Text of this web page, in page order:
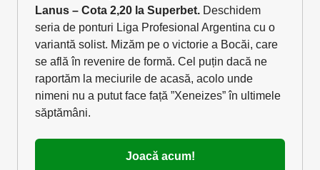
Lanus – Cota 2,20 la Superbet. Deschidem
seria de ponturi Liga Profesional Argentina cu o
variantă solist. Mizăm pe o victorie a Bocăi, care
se află în revenire de formă. Cel puțin dacă ne
raportăm la meciurile de acasă, acolo unde
nimeni nu a putut face față ”Xeneizes” în ultimele
săptămâni.
Joacă acum!